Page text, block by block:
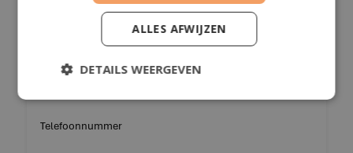
Telefoonnummer
ALLES AFWIJZEN
DETAILS WEERGEVEN